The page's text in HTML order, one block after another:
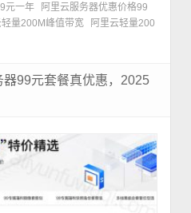
元一年
阿里云服务器优惠价格99
轻量200M峰值带宽
阿里云轻量200
99元套餐真优惠，2025